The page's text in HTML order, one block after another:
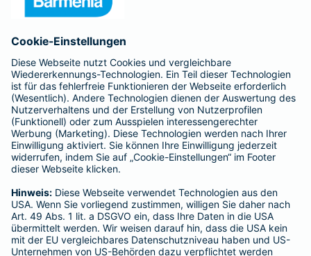
Barmenia ist Teil der BarmeniaGothaer
BELIEBTE SEITEN
Kranken-Zusatzversicherung
Tierversicherungen
Haftpflichtversicherung
Hausratversicherung
Adresse ändern
Schaden melden
Kilometerstandsmeldung
Serviceübersicht